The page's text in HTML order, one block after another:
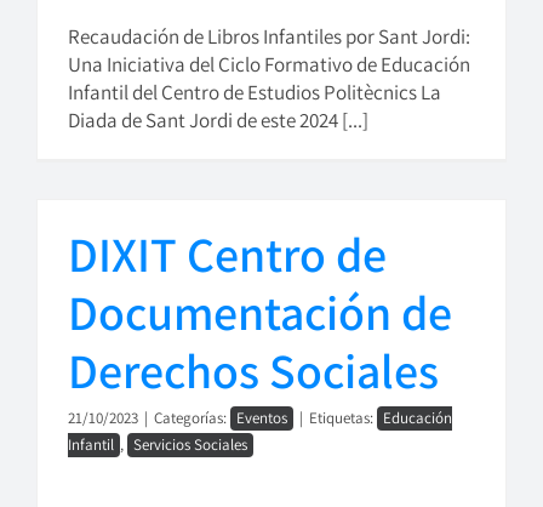
Recaudación de Libros Infantiles por Sant Jordi:
Una Iniciativa del Ciclo Formativo de Educación
Infantil del Centro de Estudios Politècnics La
Diada de Sant Jordi de este 2024 [...]
DIXIT Centro de
Documentación de
Derechos Sociales
21/10/2023 | Categorías: Eventos | Etiquetas: Educación
Infantil , Servicios Sociales